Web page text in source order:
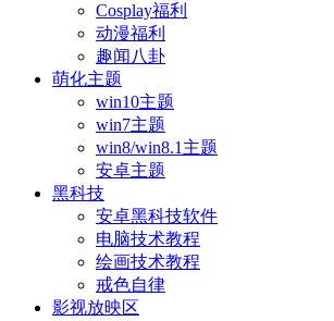
Cosplay福利
动漫福利
趣闻八卦
萌化主题
win10主题
win7主题
win8/win8.1主题
安卓主题
黑科技
安卓黑科技软件
电脑技术教程
绘画技术教程
戒色自律
影视放映区